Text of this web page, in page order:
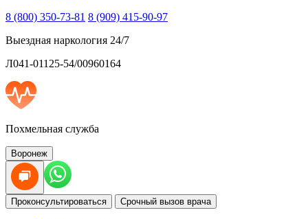
8 (800) 350-73-81 8 (909) 415-90-97
Выездная наркология 24/7
Л041-01125-54/00960164
Похмельная служба
Воронеж
Проконсультироваться Срочный вызов врача